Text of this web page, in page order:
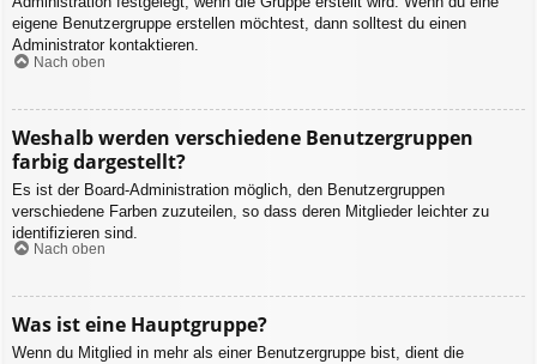
eigene Benutzergruppe erstellen möchtest, dann solltest du einen
Administrator kontaktieren.
Nach oben
Weshalb werden verschiedene Benutzergruppen
farbig dargestellt?
Es ist der Board-Administration möglich, den Benutzergruppen
verschiedene Farben zuzuteilen, so dass deren Mitglieder leichter zu
identifizieren sind.
Nach oben
Was ist eine Hauptgruppe?
Wenn du Mitglied in mehr als einer Benutzergruppe bist, dient die